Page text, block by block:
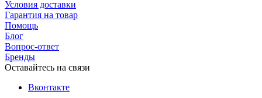
Условия доставки
Гарантия на товар
Помощь
Блог
Вопрос-ответ
Бренды
Оставайтесь на связи
Вконтакте